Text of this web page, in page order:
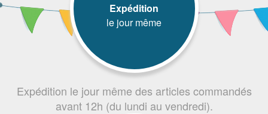
Expédition
le jour même
Expédition le jour même des articles commandés
avant 12h (du lundi au vendredi).